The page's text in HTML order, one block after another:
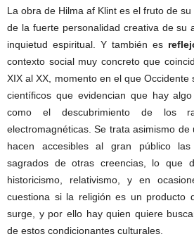
La obra de Hilma af Klint es el fruto de
de la fuerte personalidad creativa de su
inquietud espiritual. Y también es
contexto social muy concreto que
XIX al XX, momento en el que
científicos que evidencian que hay
como el descubrimiento de los
electromagnéticas. Se trata asimismo
hacen accesibles al gran público
sagrados de otras creencias, lo que
historicismo, relativismo, y en
cuestiona si la religión es un producto
surge, y por ello hay quien quiere
de estos condicionantes culturales.